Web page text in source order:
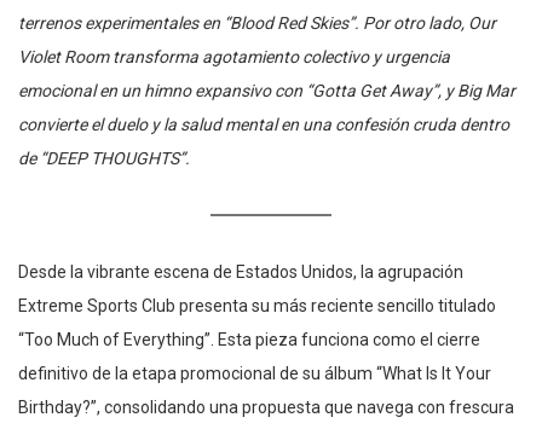
terrenos experimentales en “Blood Red Skies”. Por otro lado, Our
Violet Room transforma agotamiento colectivo y urgencia
emocional en un himno expansivo con “Gotta Get Away”, y Big Mar
convierte el duelo y la salud mental en una confesión cruda dentro
de “DEEP THOUGHTS”.
Desde la vibrante escena de Estados Unidos, la agrupación
Extreme Sports Club presenta su más reciente sencillo titulado
“Too Much of Everything”. Esta pieza funciona como el cierre
definitivo de la etapa promocional de su álbum “What Is It Your
Birthday?”, consolidando una propuesta que navega con frescura